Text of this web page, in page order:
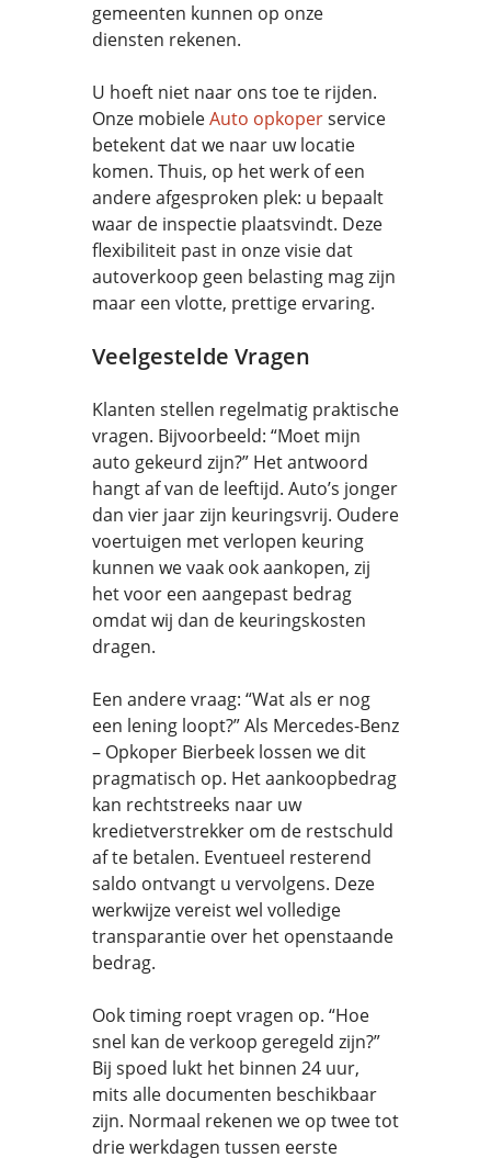
gemeenten kunnen op onze
diensten rekenen.
U hoeft niet naar ons toe te rijden.
Onze mobieleAuto opkoperservice
betekent dat we naar uw locatie
komen. Thuis, op het werk of een
andere afgesproken plek: u bepaalt
waar de inspectie plaatsvindt. Deze
flexibiliteit past in onze visie dat
autoverkoop geen belasting mag zijn
maar een vlotte, prettige ervaring.
Veelgestelde Vragen
Klanten stellen regelmatig praktische
vragen. Bijvoorbeeld: “Moet mijn
auto gekeurd zijn?” Het antwoord
hangt af van de leeftijd. Auto’s jonger
dan vier jaar zijn keuringsvrij. Oudere
voertuigen met verlopen keuring
kunnen we vaak ook aankopen, zij
het voor een aangepast bedrag
omdat wij dan de keuringskosten
dragen.
Een andere vraag: “Wat als er nog
een lening loopt?” Als Mercedes-Benz
– Opkoper Bierbeek lossen we dit
pragmatisch op. Het aankoopbedrag
kan rechtstreeks naar uw
kredietverstrekker om de restschuld
af te betalen. Eventueel resterend
saldo ontvangt u vervolgens. Deze
werkwijze vereist wel volledige
transparantie over het openstaande
bedrag.
Ook timing roept vragen op. “Hoe
snel kan de verkoop geregeld zijn?”
Bij spoed lukt het binnen 24 uur,
mits alle documenten beschikbaar
zijn. Normaal rekenen we op twee tot
drie werkdagen tussen eerste